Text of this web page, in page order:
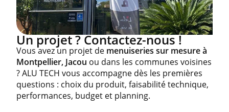
Un projet ? Contactez-nous !
Vous avez un projet de menuiseries sur mesure à
Montpellier, Jacou ou dans les communes voisines
? ALU TECH vous accompagne dès les premières
questions : choix du produit, faisabilité technique,
performances, budget et planning.